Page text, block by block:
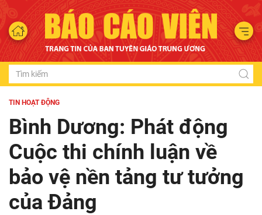
TIN HOẠT ĐỘNG
Bình Dương: Phát động
Cuộc thi chính luận về
bảo vệ nền tảng tư tưởng
của Đảng